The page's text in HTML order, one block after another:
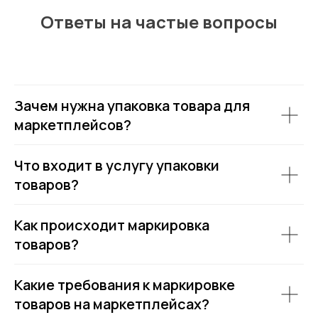
Ответы на частые вопросы
Зачем нужна упаковка товара для
маркетплейсов?
Что входит в услугу упаковки
товаров?
Как происходит маркировка
товаров?
Какие требования к маркировке
товаров на маркетплейсах?